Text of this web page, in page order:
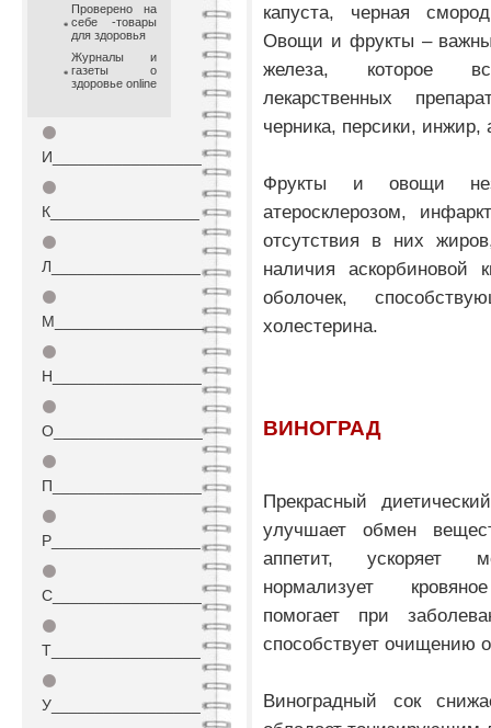
Проверено на
себе -товары
для здоровья
Журналы и
газеты о
здоровье online
⚫
И_________________
⚫
К_________________
⚫
Л_________________
⚫
М_________________
⚫
Н_________________
⚫
О_________________
⚫
П_________________
⚫
Р_________________
⚫
С_________________
⚫
Т_________________
⚫
У_________________
капуста, черная
Овощи и фрукты –
железа, которое
лекарственных
черника, персики,
Фрукты и овощи
атеросклерозом,
отсутствия в них
наличия аскорбиновой
оболочек,
холестерина.
ВИНОГРАД
Прекрасный
улучшает обмен
аппетит, ускоряет
нормализует
помогает при
способствует очищению
Виноградный сок